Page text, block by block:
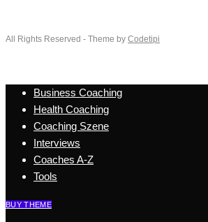
All Rights Reserved - Theme by Codetipi
Business Coaching
Health Coaching
Coaching Szene
Interviews
Coaches A-Z
Tools
BUY THEME